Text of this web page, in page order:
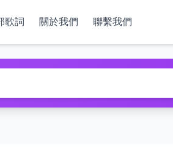
歌詞 關於我們 聯繫我們